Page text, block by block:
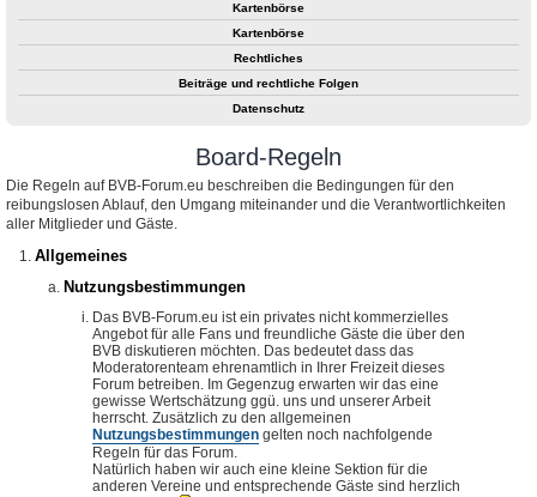
Kartenbörse
Kartenbörse
Rechtliches
Beiträge und rechtliche Folgen
Datenschutz
Board-Regeln
Die Regeln auf BVB-Forum.eu beschreiben die Bedingungen für den
reibungslosen Ablauf, den Umgang miteinander und die Verantwortlichkeiten
aller Mitglieder und Gäste.
Allgemeines
Nutzungsbestimmungen
Das BVB-Forum.eu ist ein privates nicht kommerzielles
Angebot für alle Fans und freundliche Gäste die über den
BVB diskutieren möchten. Das bedeutet dass das
Moderatorenteam ehrenamtlich in Ihrer Freizeit dieses
Forum betreiben. Im Gegenzug erwarten wir das eine
gewisse Wertschätzung ggü. uns und unserer Arbeit
herrscht. Zusätzlich zu den allgemeinen
Nutzungsbestimmungen gelten noch nachfolgende
Regeln für das Forum.
Natürlich haben wir auch eine kleine Sektion für die
anderen Vereine und entsprechende Gäste sind herzlich